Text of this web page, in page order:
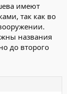
имеют
так как во
названия
до второго